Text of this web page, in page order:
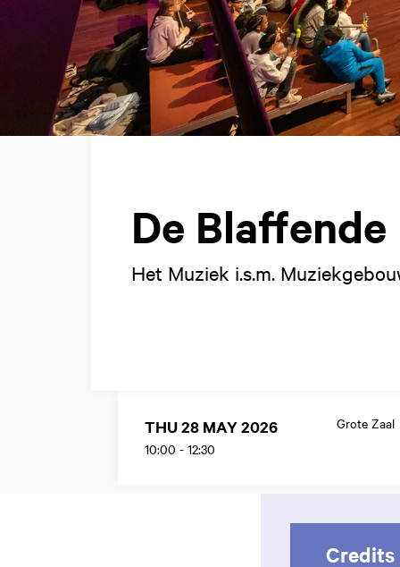
De
Het Muziek i.s.m.
THU 28 MAY 2026
10:00 - 12:30
Grote Zaal
Credits